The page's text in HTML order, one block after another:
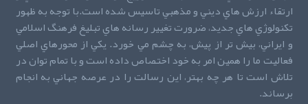
ارتقاء ارزش هاي ديني و مذهبي تاسيس شده است.با توجه به ظهور
تکنولوژي هاي جديد، ضرورت تغيير رسانه هاي تبليغ فرهنگ اسلامي
و ايراني، بيش تر از پيش، به چشم مي خورد. يکي از محورهاي اصلي
فعاليت ما را همين امر به خود اختصاص داده است و با تمام توان در
تلاش است تا هر چه بهتر، اين رسالت را در عرصه جهاني به انجام
برساند.